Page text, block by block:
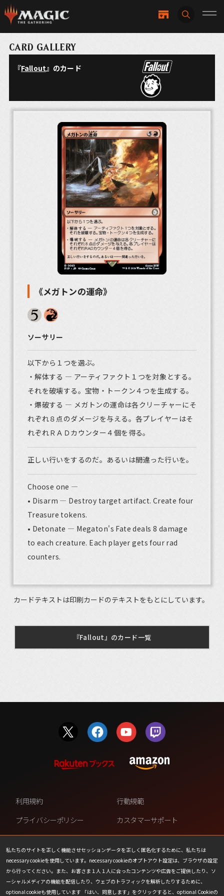
CARD GALLERY
『Fallout』のカード
《メガトンの運命》
ソーサリー
以下から１つを選ぶ。
・解体する ― アーティファクト１つを対象とする。
それを破壊する。宝物・トークン４つを生成する。
・爆破する ― メガトンの運命は各クリーチャーにそ
れぞれ８点のダメージを与える。各プレイヤーはそ
れぞれＲＡＤカウンター４個を得る。
正しい行いをするのだ。あるいは――間違った行いを。
Choose one —
• Disarm — Destroy target artifact. Create four
Treasure tokens.
• Detonate — Megaton's Fate deals 8 damage
to each creature. Each player gets four rad
counters.
カードテキストは印刷カードのテキストをもとにしています。
『Fallout』のカード一覧
私たちのサイトを正しく機能させセッションデータを正しく匿名化するために、私たちは
necessary cookieを使用しています。necessary cookieのオプトアウト設定は、ブラウザの設定
から行ってください。また、お客さま１人１人に合ったコンテンツや広告をご提供したり、ソ
ーシャルメディアの機能を配信したり、ウェブのトラフィックを解析したりするために、
optional cookieも使用しています 「はい、同意します」をクリックすると、optional Cookieの
利用規約
行動規範
プライバシーポリシー
カスタマーサポート
ファンコンテンツ・ポリシー
個人情報の販売や共有を許可し
ない
COOKIE
プレスリリース
会社情報
お問い合わせ